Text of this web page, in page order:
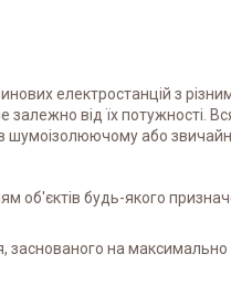
електростанцій з
від їх потужності.
або
об'єктів будь-якого
на максимально